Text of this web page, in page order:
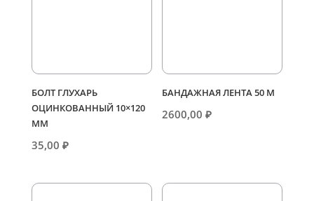
БОЛТ ГЛУХАРЬ
ОЦИНКОВАННЫЙ 10×120
ММ
35,00 ₽
БАНДАЖНАЯ ЛЕНТА 50 М
2600,00₽